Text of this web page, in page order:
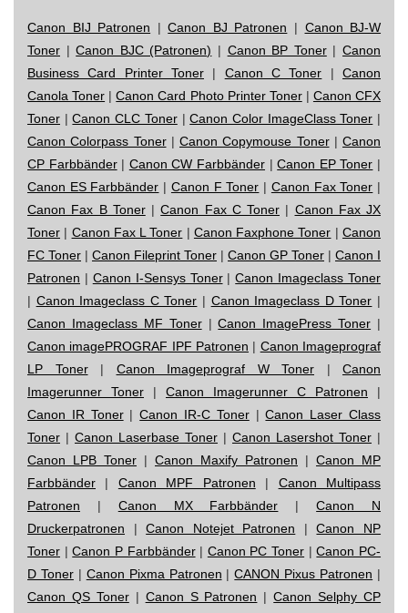
Canon BIJ Patronen |Canon BJ Patronen | Canon BJ-W
Toner |Canon BJC (Patronen) | Canon BP Toner|Canon
Business Card Printer Toner | Canon C Toner |Canon
Canola Toner |Canon Card Photo Printer Toner| Canon CFX
Toner |Canon CLC Toner|Canon Color ImageClass Toner |
Canon Colorpass Toner| Canon Copymouse Toner| Canon
CP Farbbänder| Canon CW Farbbänder |Canon EP Toner |
Canon ES Farbbänder | Canon F Toner | Canon Fax Toner |
Canon Fax B Toner|Canon Fax C Toner | Canon Fax JX
Toner | Canon Fax L Toner | Canon Faxphone Toner |Canon
FC Toner | Canon Fileprint Toner | Canon GP Toner | Canon I
Patronen | Canon I-Sensys Toner|Canon Imageclass Toner
| Canon Imageclass C Toner | Canon Imageclass D Toner |
Canon Imageclass MF Toner|Canon ImagePress Toner |
Canon imagePROGRAF IPF Patronen | Canon Imageprograf
LP Toner| Canon Imageprograf W Toner | Canon
Imagerunner Toner | Canon Imagerunner C Patronen |
Canon IR Toner|Canon IR-C Toner|Canon Laser Class
Toner | Canon Laserbase Toner | Canon Lasershot Toner |
Canon LPB Toner | Canon Maxify Patronen | Canon MP
Farbbänder | Canon MPF Patronen | Canon Multipass
Patronen | Canon MX Farbbänder |Canon N
Druckerpatronen |Canon Notejet Patronen |Canon NP
Toner |Canon P Farbbänder| Canon PC Toner |Canon PC-
D Toner| Canon Pixma Patronen |CANON Pixus Patronen |
Canon QS Toner| Canon S Patronen |Canon Selphy CP